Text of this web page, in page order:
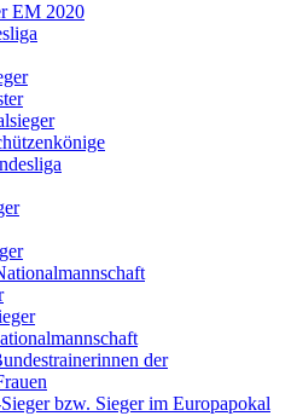
EM 2020
der
bzw. Sieger im Europapokal